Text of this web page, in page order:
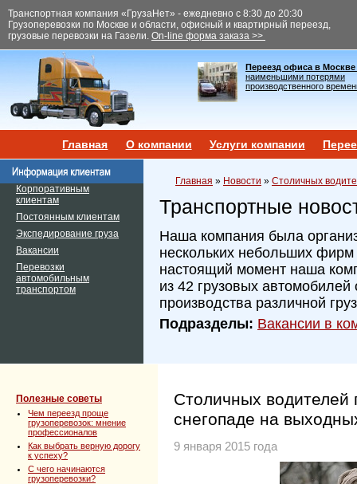
Транспортная компания «ГрузаНет» - ежедневно с 8:30 до 20:30
Грузоперевозки по Москве и области, офисный и квартирный переезд,
грузовые перевозки на Газели. On-line форма заказа >>
Переезд офиса в Москве
наименьшими потерями
производственного
Главная О компании Услуги компании
Корпоративным
клиентам
Постоянным клиентам
Экспедирование груза
Вакансии
Перевозки
автомобильным
транспортом
Главная » Новости » Столичных
Транспортные
Наша компания была
нескольких небольших фирм
настоящий момент наша
из 42 грузовых автомобилей
производства различной
Подразделы: Вакансии в
Полезные советы
Чем переезд проще
грузоперевозок: мнение
профессионалов
Как выбрать верную дорогу
к успеху?
C чего начинаются
грузоперевозки?
Столичных водителей
снегопаде на
9 января 2015 года